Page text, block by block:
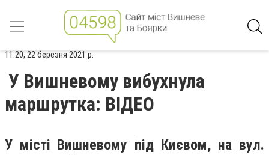
11:20, 22 березня 2021 р.
У Вишневому вибухнула
маршрутка: ВІДЕО
У місті Вишневому під Києвом, на вул.